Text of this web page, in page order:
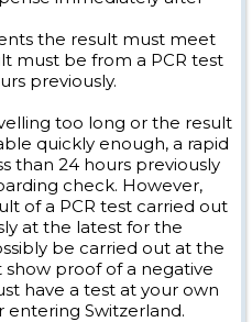
the result must meet
must be from a PCR test
previously.
too long or the result
quickly enough, a rapid
than 24 hours previously
check. However,
of a PCR test carried out
at the latest for the
be carried out at the
show proof of a negative
have a test at your own
Switzerland.